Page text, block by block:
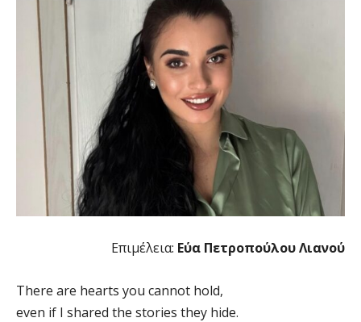
Επιμέλεια: Εύα Πετροπούλου Λιανού
There are hearts you cannot hold,
even if I shared the stories they hide.